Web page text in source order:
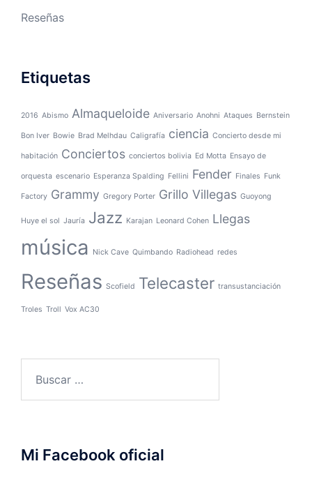
Reseñas
Etiquetas
2016 Abismo Almaqueloide Aniversario Anohni Ataques Bernstein
Bon Iver Bowie Brad Melhdau Caligrafía ciencia Concierto desde mi
habitación Conciertos conciertos bolivia Ed Motta Ensayo de
orquesta escenario Esperanza Spalding Fellini Fender Finales Funk
Factory Grammy Gregory Porter Grillo Villegas Guoyong
Huye el sol Jauría Jazz Karajan Leonard Cohen Llegas
música Nick Cave Quimbando Radiohead redes
Reseñas Scofield Telecaster transustanciación
Troles Troll Vox AC30
Mi Facebook oficial